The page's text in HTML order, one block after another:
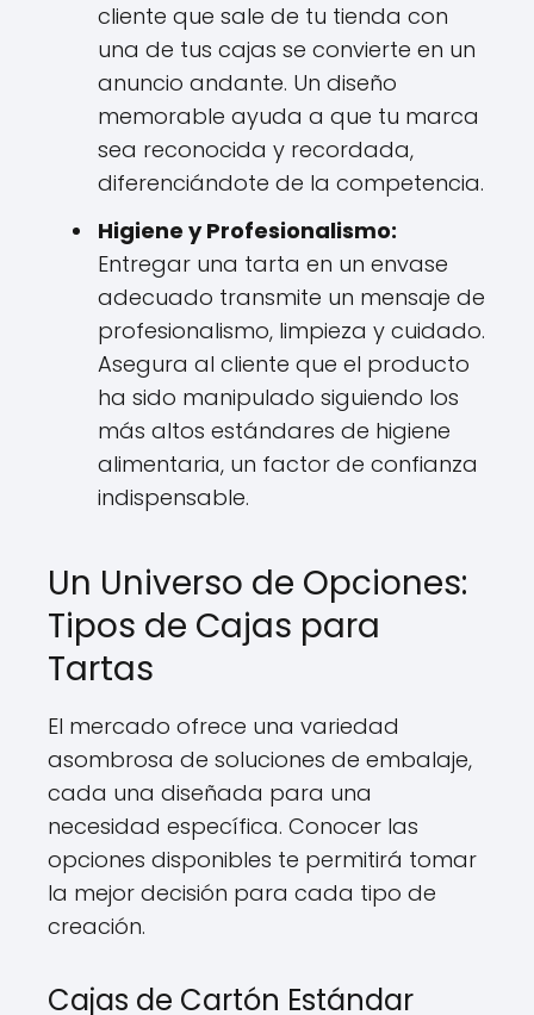
cliente que sale de tu tienda con
una de tus cajas se convierte en un
anuncio andante. Un diseño
memorable ayuda a que tu marca
sea reconocida y recordada,
diferenciándote de la competencia.
Higiene y Profesionalismo:
Entregar una tarta en un envase
adecuado transmite un mensaje de
profesionalismo, limpieza y cuidado.
Asegura al cliente que el producto
ha sido manipulado siguiendo los
más altos estándares de higiene
alimentaria, un factor de confianza
indispensable.
Un Universo de Opciones:
Tipos de Cajas para
Tartas
El mercado ofrece una variedad
asombrosa de soluciones de embalaje,
cada una diseñada para una
necesidad específica. Conocer las
opciones disponibles te permitirá tomar
la mejor decisión para cada tipo de
creación.
Cajas de Cartón Estándar